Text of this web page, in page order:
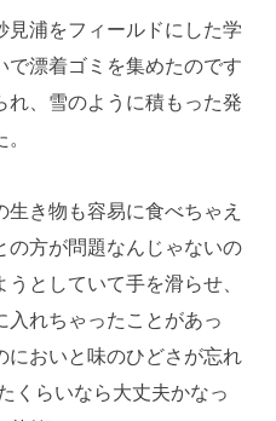
見浦をフィールドにした学
で漂着ゴミを集めたのです
れ、雪のように積もった発
き物も容易に食べちゃえ
の方が問題なんじゃないの
としていて手を滑らせ、
入れちゃったことがあっ
においと味のひどさが忘れ
くらいなら大丈夫かなっ